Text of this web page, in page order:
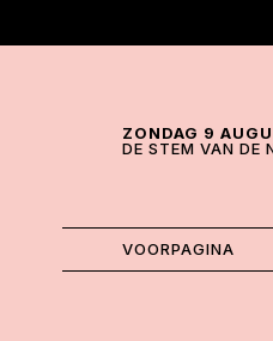
ZONDAG 9
DE STEM VAN DE
VOORPAGINA